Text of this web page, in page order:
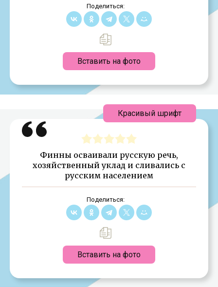
Поделиться:
Вставить на фото
Финны осваивали русскую речь,
хозяйственный уклад и сливались с
русским населением
Поделиться:
Вставить на фото
Красивый шрифт